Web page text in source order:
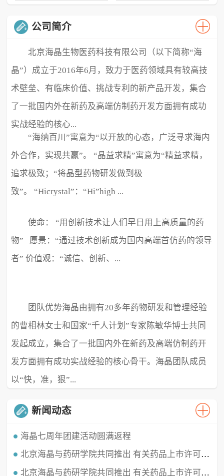
公司简介
北京海晶生物医药科技有限公司（以下简称“海
晶”）成立于2016年6月，致力于医药领域具有较高技
术壁垒、有临床价值、挑战专利的新产品开发，集合
了一批国内外在新药及高端仿制药开发方面拥有成功
实战经验的核心...
“海纳百川”寓意为“以开放的心态，广泛寻求海内
外合作，实现共赢”。 “晶益求精”寓意为“精益求精，
追求极致；“将晶型药物研发做到极
致”。 “Hicrystal”：“Hi”high ...
使命： “用创新技术让人们早日用上高质量的药
物” 愿景：“通过技术创新成为国内高端首仿药的领导
者” 价值观：“诚信、创新、...
极致、超越” ...
团队优势海晶由拥有20多年药物研发和管理经验
的曹相林女士和国家“千人计划”专家陈敏华博士共同
发起成立，集合了一批国内外在新药及高端仿制药开
发方面拥有成功实战经验的核心骨干。海晶团队成员
以“快，准，狠”...
新闻动态
海晶七周年团建活动圆满返程
时光穿梭，白驹过隙，海晶已经七周岁啦！这七年我们携手同行，履践致远，砥砺深耕。值此海晶周年庆典之北京海晶与药研学院共同推出 有关药品上市许可持有人（MAH）的直播课程
北京海晶生物医药科技有限公司董事长兼总经理曹相林女士再次受邀做客药研学院直播间，对药品上市许可持有
北京海晶与药研学院共同推出 有关药品上市许可持有人（MAH）的直播课程